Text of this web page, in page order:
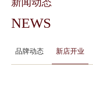
NEWS
品牌动态 新店开业